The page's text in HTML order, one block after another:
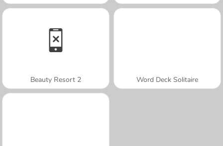
Beauty Resort 2 Word Deck Solitaire